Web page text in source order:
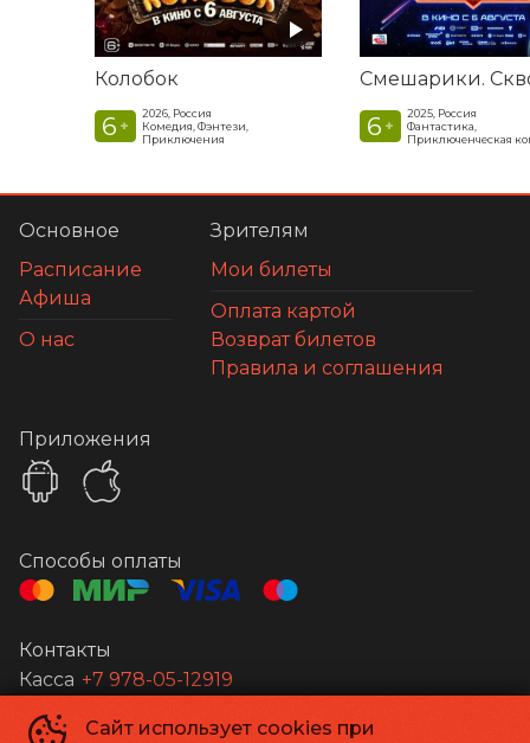
Колобок
6 +
2026, Россия
Комедия, Фэнтези,
Приключения
6 +
2025, Россия
Фантастика,
Приключенческая
Сайт использует cookies при
Основное
Расписание
Афиша
О нас
Зрителям
Мои билеты
Оплата картой
Возврат билетов
Правила и соглашения
Приложения
Способы оплаты
Контакты
Касса +7 978-05-12919